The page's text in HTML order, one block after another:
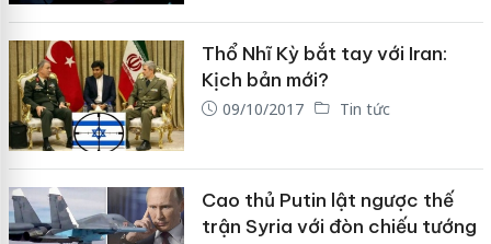
Thổ Nhĩ Kỳ bắt tay với Iran:
Kịch bản mới?
09/10/2017 Tin tức
Cao thủ Putin lật ngược thế
trận Syria với đòn chiếu tướng